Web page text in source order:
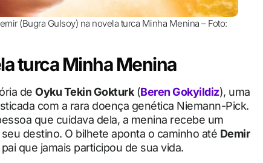
(Bugra Gulsoy) na novela turca Minha Menina – Foto:
turca Minha Menina
de Oyku Tekin Gokturk(Beren Gokyildiz), uma
com a rara doença genética Niemann-Pick.
que cuidava dela, a menina recebe um
destino. O bilhete aponta o caminho até Demir
que jamais participou de sua vida.